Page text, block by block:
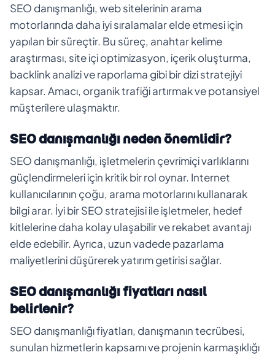
SEO danışmanlığı, web sitelerinin arama
motorlarında daha iyi sıralamalar elde etmesi için
yapılan bir süreçtir. Bu süreç, anahtar kelime
araştırması, site içi optimizasyon, içerik oluşturma,
backlink analizi ve raporlama gibi bir dizi stratejiyi
kapsar. Amacı, organik trafiği artırmak ve potansiyel
müşterilere ulaşmaktır.
SEO danışmanlığı neden önemlidir?
SEO danışmanlığı, işletmelerin çevrimiçi varlıklarını
güçlendirmeleri için kritik bir rol oynar. Internet
kullanıcılarının çoğu, arama motorlarını kullanarak
bilgi arar. İyi bir SEO stratejisi ile işletmeler, hedef
kitlelerine daha kolay ulaşabilir ve rekabet avantajı
elde edebilir. Ayrıca, uzun vadede pazarlama
maliyetlerini düşürerek yatırım getirisi sağlar.
SEO danışmanlığı fiyatları nasıl
belirlenir?
SEO danışmanlığı fiyatları, danışmanın tecrübesi,
sunulan hizmetlerin kapsamı ve projenin karmaşıklığı